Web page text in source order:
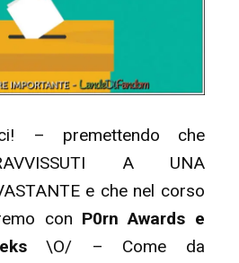
– premettendo che
A UNA
e che nel corso
con P0rn Awards e
\O/ – Come da